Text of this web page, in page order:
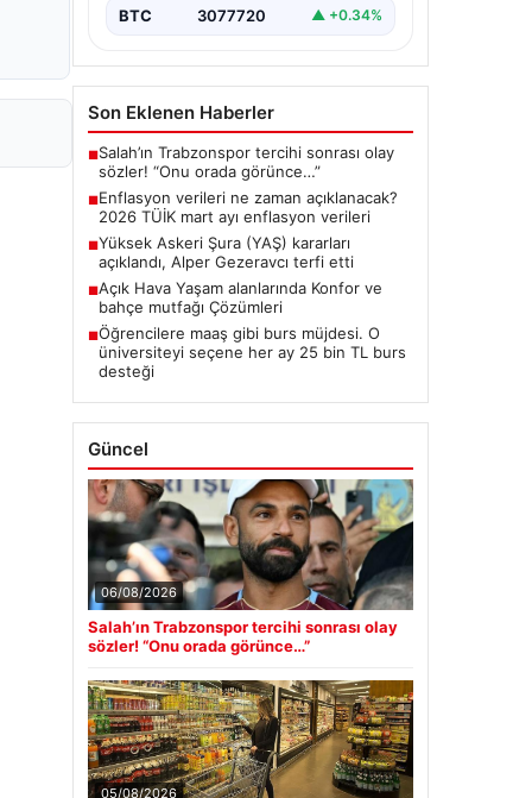
BTC 3077720 ▲ +0.34%
Son Eklenen Haberler
■Salah’ın Trabzonspor tercihi sonrası olay
sözler! “Onu orada görünce…”
■Enflasyon verileri ne zaman açıklanacak?
2026 TÜİK mart ayı enflasyon verileri
■Yüksek Askeri Şura (YAŞ) kararları
açıklandı, Alper Gezeravcı terfi etti
■Açık Hava Yaşam alanlarında Konfor ve
bahçe mutfağı Çözümleri
■Öğrencilere maaş gibi burs müjdesi. O
üniversiteyi seçene her ay 25 bin TL burs
desteği
Güncel
06/08/2026
Salah’ın Trabzonspor tercihi sonrası olay
sözler! “Onu orada görünce…”
05/08/2026